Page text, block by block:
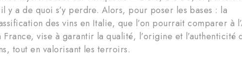
y a de quoi s’y perdre. Alors, pour poser les bases : la
des vins en Italie, que l’on pourrait comparer à
France, vise à garantir la qualité, l’origine et l’authenticité
tout en valorisant les terroirs.